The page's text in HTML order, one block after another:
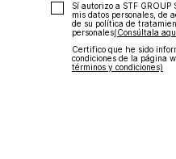
Sí autorizo a STF
mis datos personales, de
de su política de
personales‎(Consúltala
Certifico que he sido
condiciones de la página
términos y condiciones)